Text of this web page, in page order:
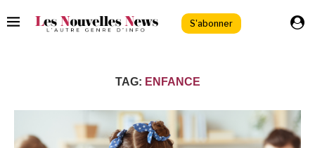
S'abonner
TAG: ENFANCE